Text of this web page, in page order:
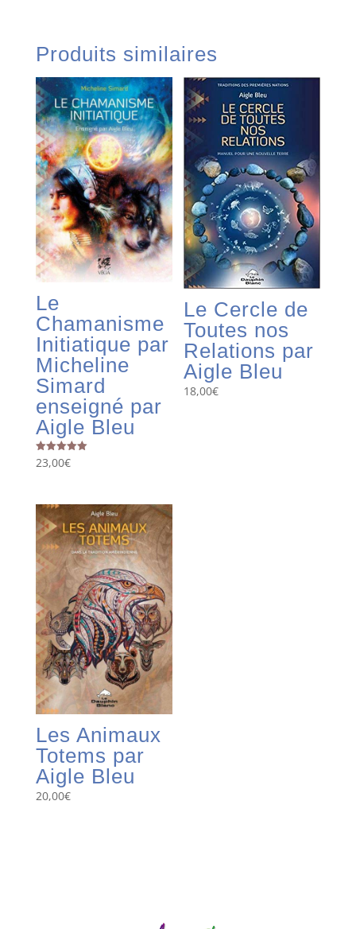
Produits similaires
Le
Chamanisme
Initiatique par
Micheline
Simard
enseigné par
Aigle Bleu
Note
5.00
23,00€
Le Cercle de
Toutes nos
Relations par
Aigle Bleu
18,00€
Les Animaux
Totems par
Aigle Bleu
20,00€